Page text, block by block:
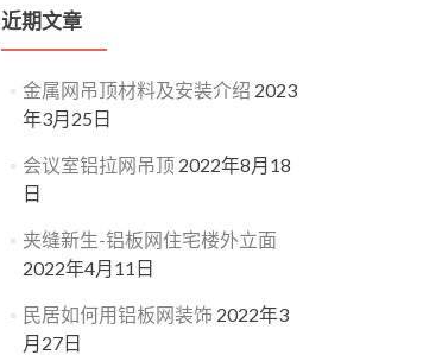
近期文章
金属网吊顶材料及安装介绍 2023
年3月25日
会议室铝拉网吊顶 2022年8月18
日
夹缝新生-铝板网住宅楼外立面
2022年4月11日
民居如何用铝板网装饰 2022年3
月27日